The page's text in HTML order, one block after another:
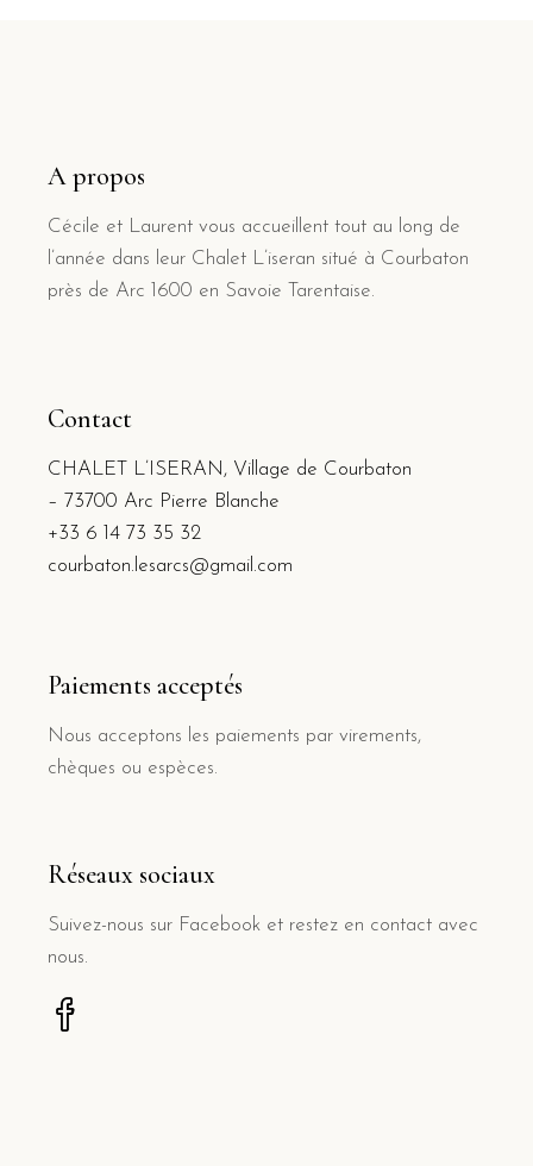
A propos
Cécile et Laurent vous accueillent tout au long de
l’année dans leur Chalet L’iseran situé à Courbaton
près de Arc 1600 en Savoie Tarentaise.
Contact
CHALET L’ISERAN, Village de Courbaton
– 73700 Arc Pierre Blanche
+33 6 14 73 35 32
courbaton.lesarcs@gmail.com
Paiements acceptés
Nous acceptons les paiements par virements,
chèques ou espèces.
Réseaux sociaux
Suivez-nous sur Facebook et restez en contact avec
nous.